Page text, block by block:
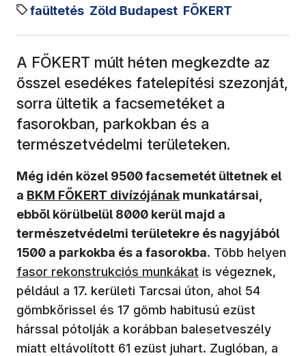
faültetés Zöld Budapest FŐKERT
A FŐKERT múlt héten megkezdte az
ősszel esedékes fatelepítési szezonját,
sorra ültetik a facsemetéket a
fasorokban, parkokban és a
természetvédelmi területeken.
Még idén közel 9500 facsemetét ültetnek el
a (új ablakban nyílik meg)
BKM FŐKERT divízójának munkatársai,
ebből körülbelül 8000 kerül majd a
természetvédelmi területekre és nagyjából
1500 a parkokba és a fasorokba. Több helyen
fasor rekonstrukciós munkákat is végeznek,
például a 17. kerületi Tarcsai úton, ahol 54
gömbkőrissel és 17 gömb habitusú ezüst
hárssal pótolják a korábban balesetveszély
miatt eltávolított 61 ezüst juhart. Zuglóban, a